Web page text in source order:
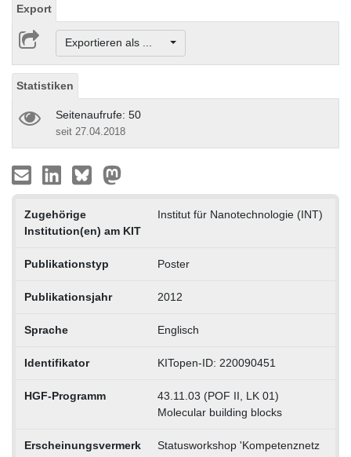
Export
Exportieren als ...
Statistiken
Seitenaufrufe: 50
seit 27.04.2018
Zugehörige
Institution(en) am KIT
Institut für Nanotechnologie (INT)
Publikationstyp Poster
Publikationsjahr 2012
Sprache Englisch
Identifikator KITopen-ID: 220090451
HGF-Programm
43.11.03 (POF II, LK 01)
Molecular building blocks
Erscheinungsvermerk
Statusworkshop 'Kompetenznetz